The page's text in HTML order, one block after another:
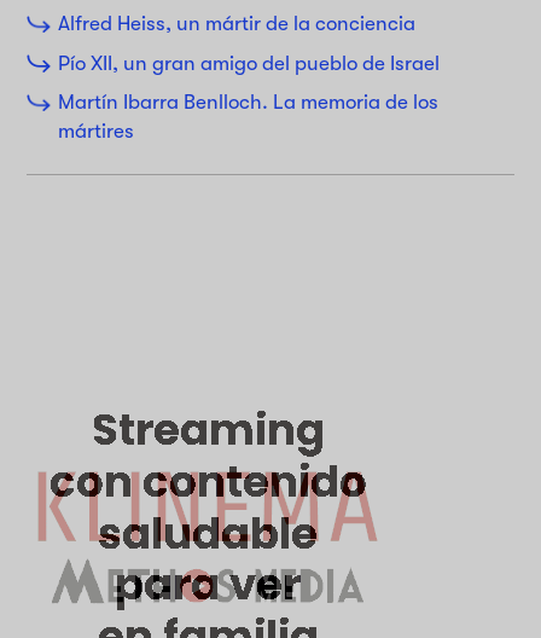
Alfred Heiss, un mártir de la conciencia
Pío XII, un gran amigo del pueblo de Israel
Martín Ibarra Benlloch. La memoria de los
mártires